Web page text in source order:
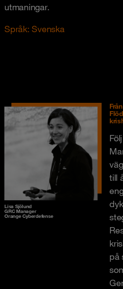
utmaningar.
Språk: Svenska
Lisa Sjölund
GRC Manager
Orange Cyberdefense
till
på